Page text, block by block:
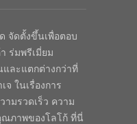
จัดตั้งขึ้นเพื่อตอบ
ร่มพรีเมี่ยม
และแตกต่างกว่าที่
จ ในเรื่องการ
มรวดเร็ว ความ
ณภาพของโลโก้ ที่นี่